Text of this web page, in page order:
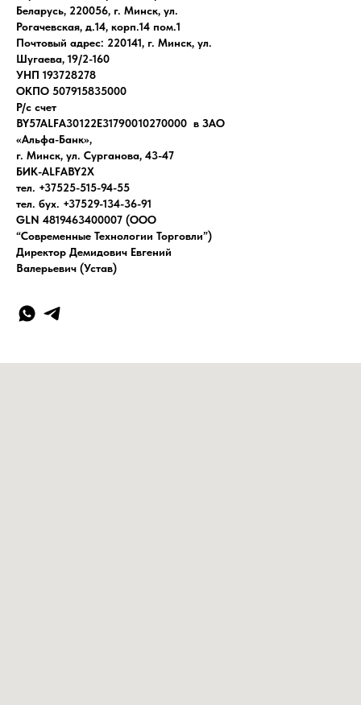
Беларусь, 220056, г. Минск, ул.
Рогачевская, д.14, корп.14 пом.1
Почтовый адрес: 220141, г. Минск, ул.
Шугаева, 19/2-160
УНП 193728278
ОКПО 507915835000
Р/с счет
BY57ALFA30122E31790010270000 в ЗАО
«Альфа-Банк»,
г. Минск, ул. Сурганова, 43-47
БИК-ALFABY2X
тел. +37525-515-94-55
тел. бух. +37529-134-36-91
GLN 4819463400007 (ООО
“Современные Технологии Торговли”)
Директор Демидович Евгений
Валерьевич (Устав)